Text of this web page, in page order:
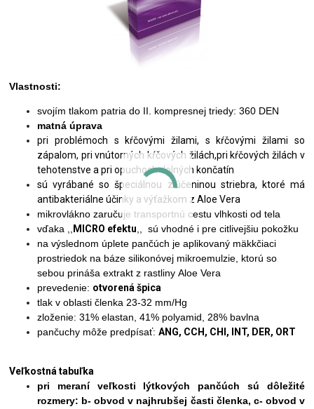
Vlastnosti:
svojím tlakom patria do II. kompresnej triedy: 360 DEN
matná úprava
pri problémoch s kŕčovými žilami, s kŕčovými žilami so
zápalom, pri vnútorných kŕčových žilách,pri kŕčových žilách v
tehotenstve a pri opuchoch dolných končatín
súvyrábané so špeciálnou zlúčeninou striebra, ktoré má
antibakteriálne účinky a výťažkom z Aloe Vera
mikrovlákno zaručuje transportnú cestu vlhkosti od tela
vďaka ,,
MICRO efektu ,, sú vhodné i pre citlivejšiu pokožku
na výslednom úplete pančúch je aplikovaný mäkkčiaci
prostriedok na báze silikonóvej mikroemulzie, ktorú so
sebou prináša extrakt z rastliny Aloe Vera
prevedenie: otvorená špica
tlak v oblasti členka 23-32 mm/Hg
zloženie:31% elastan, 41% polyamid, 28% bavlna
pančuchy môže predpísať:ANG, CCH, CHI, INT, DER, ORT
Veľkostná tabuľka
pri meraní veľkosti lýtkových pančúch sú dôležité
rozmery: b- obvod v najhrubšej časti členka, c- obvod v